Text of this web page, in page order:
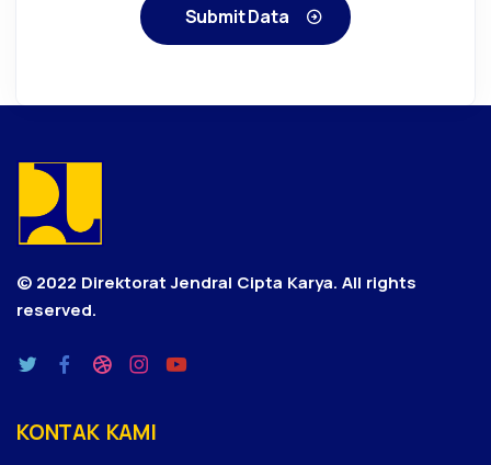
Submit Data
© 2022 Direktorat Jendral Cipta Karya. All rights
reserved.
KONTAK KAMI